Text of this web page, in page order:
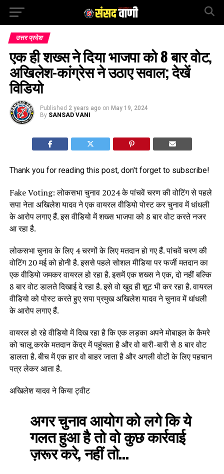
उत्तर प्रदेश
एक ही शख्स ने दिया भाजपा को 8 बार वोट,
अखिलेश-कांग्रेस ने उठाए सवाल; देखें
विडियो
Published 2 years ago on May 19, 2024
By SANSAD VANI
Thank you for reading this post, don't forget to subscribe!
Fake Voting: लोकसभा चुनाव 2024 के पांचवें चरण की वोटिंग से पहले
सपा नेता अखिलेश यादव ने एक वायरल वीडियो पोस्ट कर चुनाव में धांधली
के आरोप लगाए हैं. इस वीडियो में शख्स भाजपा को 8 बार वोट करते नजर
आ रहा है.
लोकसभा चुनाव के लिए 4 चरणों के लिए मतदान हो गए हैं. पांचवें चरण की
वोटिंग 20 मई को होनी है. इससे पहले सोशल मीडिया पर फर्जी मतदान का
एक वीडियो जमकर वायरल हो रहा है. इसमें एक शख्स ने एक, दो नहीं बल्कि
8 बार वोट डालते दिखाई दे रहा है. इसे वो खुद ही शूट भी कर रहा है. वायरल
वीडियो को पोस्ट करते हुए सपा प्रमुख अखिलेश यादव ने चुनाव में धांधली
के आरोप लगाए हैं.
वायरल हो रहे वीडियो में दिख रहा है कि एक लड़का अपने मोबाइल के कैमरे
को चालू करके मतदान केंद्र में पहुंचता है और वो बारी-बारी से 8 बार वोट
डालता है. बीच में एक हार वो बाहर जाता है और अगली वोटों के लिए पहचान
पत्र लेकर आता है.
अखिलेश यादव ने किया ट्वीट
अगर चुनाव आयोग को लगे कि ये
गलत हुआ है तो वो कुछ कार्रवाई
ज़रूर करे, नहीं तो…